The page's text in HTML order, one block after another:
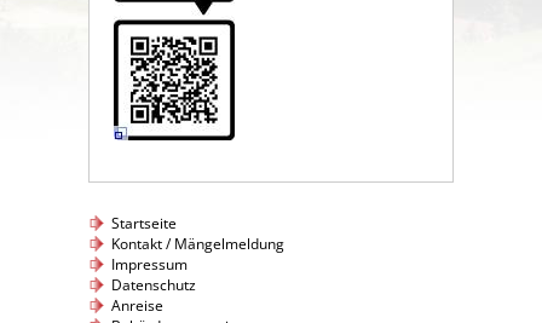
Startseite
Kontakt / Mängelmeldung
Impressum
Datenschutz
Anreise